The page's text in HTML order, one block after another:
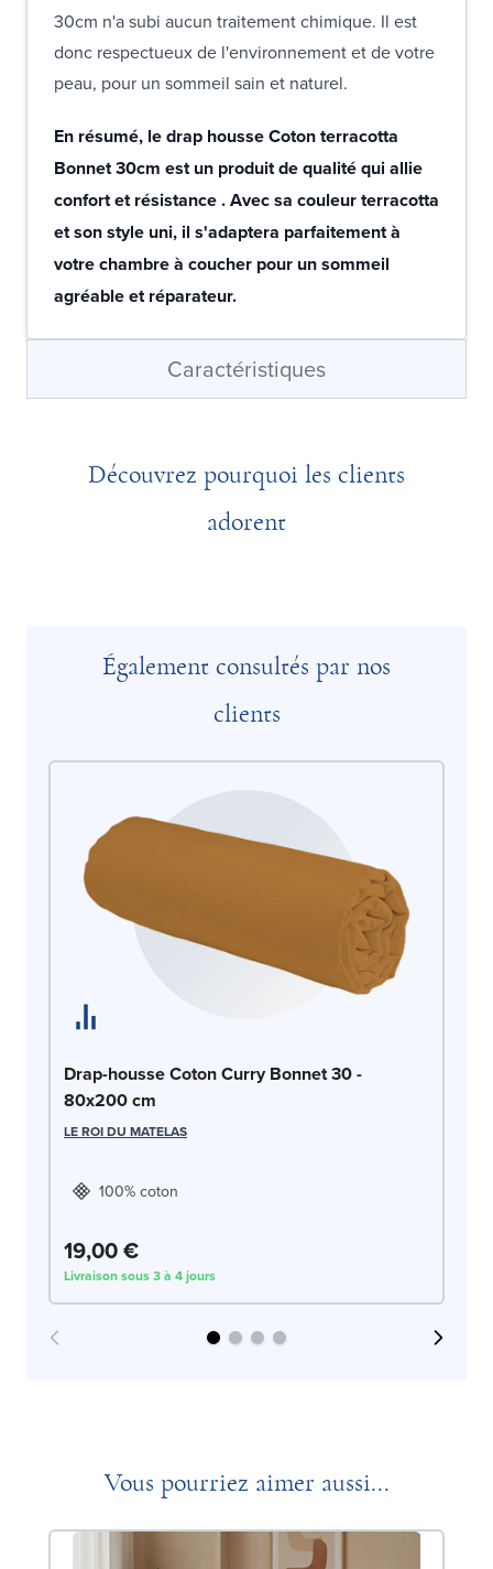
30cm n'a subi aucun traitement chimique. Il est
donc respectueux de l'environnement et de votre
peau, pour un sommeil sain et naturel.
En résumé, le drap housse Coton terracotta
Bonnet 30cm est un produit de qualité qui allie
confort et résistance . Avec sa couleur terracotta
et son style uni, il s'adaptera parfaitement à
votre chambre à coucher pour un sommeil
agréable et réparateur.
Caractéristiques
Découvrez pourquoi les clients
adorent
Également consultés par nos
clients
Drap-housse Coton Curry Bonnet 30 -
80x200 cm
LE ROI DU MATELAS
100% coton
19,00 €
Livraison sous 3 à 4 jours
Vous pourriez aimer aussi...